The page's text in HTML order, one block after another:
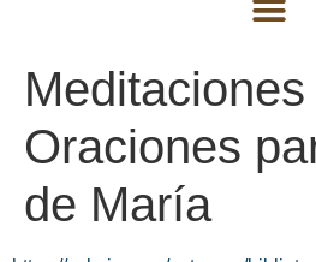
Meditaciones
Oraciones
de María